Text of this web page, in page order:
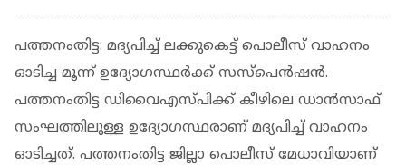
പത്തനംതിട്ട: മദ്യപിച്ച് ലക്കുകെട്ട് പൊലീസ് വാഹനം
ഓടിച്ച മൂന്ന് ഉദ്യോഗസ്ഥര്‍ക്ക് സസ്‌പെന്‍ഷന്‍.
പത്തനംതിട്ട ഡിവൈഎസ്പിക്ക് കീഴിലെ ഡാന്‍സാഫ്
സംഘത്തിലുള്ള ഉദ്യോഗസ്ഥരാണ് മദ്യപിച്ച് വാഹനം
ഓടിച്ചത്. പത്തനംതിട്ട ജില്ലാ പൊലീസ് മേധാവിയാണ്